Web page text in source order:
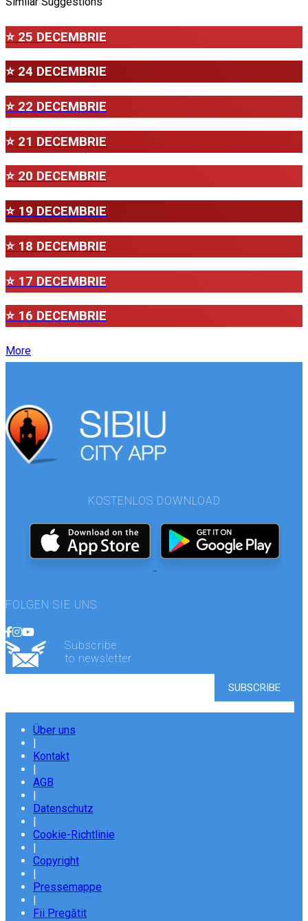
⭐ 25 DECEMBRIE
⭐ 24 DECEMBRIE
⭐ 22 DECEMBRIE
⭐ 21 DECEMBRIE
⭐ 20 DECEMBRIE
⭐ 19 DECEMBRIE
⭐ 18 DECEMBRIE
⭐ 17 DECEMBRIE
⭐ 16 DECEMBRIE
More
KOSTENLOS DOWNLOAD
FOLGEN SIE UNS
Subscribe
to newsletter
Über uns
|
Kontakt
|
AGB
|
Datenschutz
|
Cookie-Richtlinie
|
Copyright
|
Pressemappe
|
Fii Pregătit